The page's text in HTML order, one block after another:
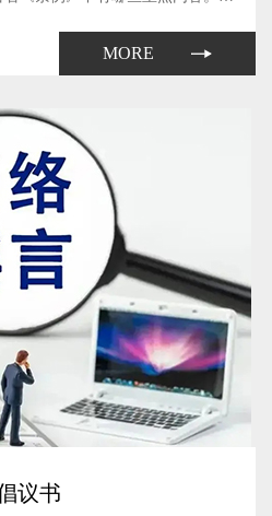
空器按照性能指标分为微型、轻
MORE
议书